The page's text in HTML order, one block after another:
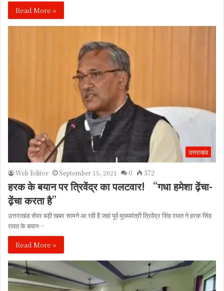
Read More »
उत्तराखंड
Web Editor September 15, 2021 0 372
हरक के बयान पर त्रिवेंद्र का पलटवार! “गधा हमेशा ढ़ेंचा-
ढ़ेंचा करता है”
उत्तराखंड सेवर बड़ी खबर सामने आ रही है जहां पूर्व मुख्यमंत्री त्रिवेंद्र सिंह रावत ने हरक सिंह
रावत के बयान…
Read More »